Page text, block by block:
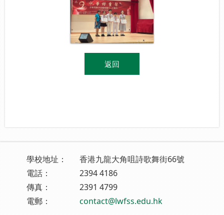
返回
學校地址：
香港九龍大角咀詩歌舞街66號
電話：
2394 4186
傳真：
2391 4799
電郵：
contact@lwfss.edu.hk